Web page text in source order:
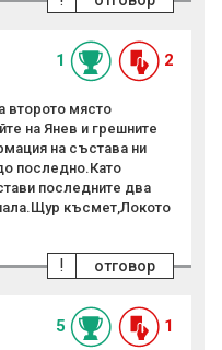
1 2
второто място
на Янев и грешните
на състава ни
последно.Като
последните два
късмет,Локото
отговор
!
5 1